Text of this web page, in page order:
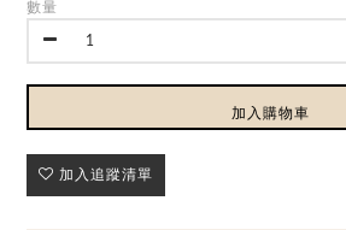
數量
加入購物車
加入追蹤清單